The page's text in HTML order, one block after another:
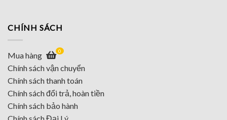
CHÍNH SÁCH
Mua hàng 0
Chính sách vận chuyển
Chính sách thanh toán
Chính sách đổi trả, hoàn tiền
Chính sách bảo hành
Chính sách Đại Lý